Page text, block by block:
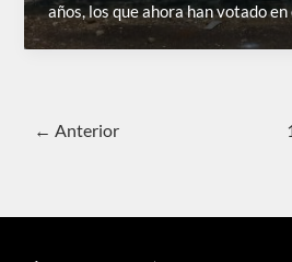
años, los que ahora han votado
← Anterior